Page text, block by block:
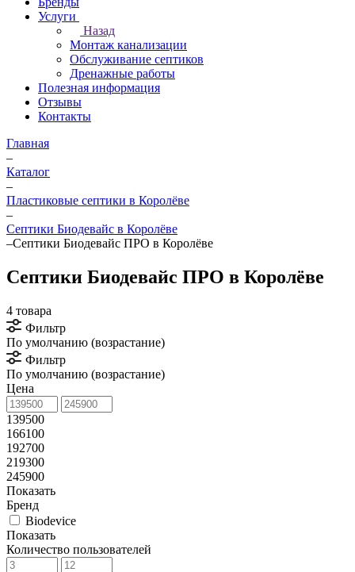
Услуги
Назад
Монтаж канализации
Обслуживание септиков
Дренажные работы
Полезная информация
Отзывы
Контакты
Главная
–
Каталог
–
Пластиковые септики в Королёве
–
Септики Биодевайс в Королёве
–Септики Биодевайс ПРО в Королёве
Септики Биодевайс ПРО в Королёве
4 товара
Фильтр
По умолчанию (возрастание)
Фильтр
По умолчанию (возрастание)
Цена
139500
166100
192700
219300
245900
Показать
Бренд
Biodevice
Показать
Количество пользователей